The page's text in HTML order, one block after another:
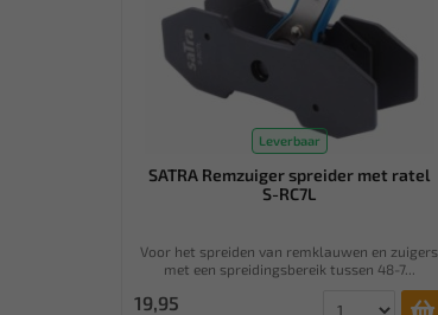
Leverbaar
SATRA Remzuiger spreider met ratel
S-RC7L
Voor het spreiden van remklauwen en zuigers
met een spreidingsbereik tussen 48-7...
19,95